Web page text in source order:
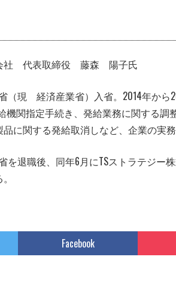
社 代表取締役 藤森 陽子氏
（現 経済産業省）入省。2014年から
機関指定手続き、発給業務に関する
に関する発給取消しなど、企業の実
を退職後、同年6月にTSストラテジー
Facebook